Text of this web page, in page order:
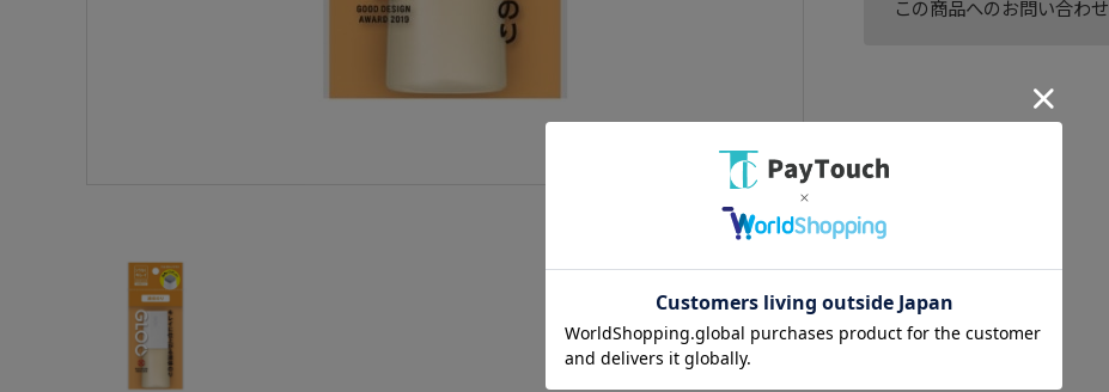
この商品へのお問い合わせ